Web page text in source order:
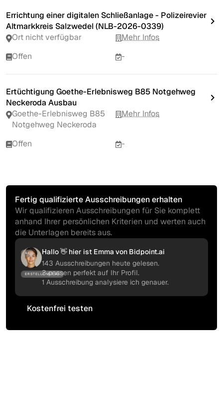
Errichtung einer digitalen Schließanlage - Polizeirevier
Altmarkkreis Salzwedel (NLB-2026-0339)
Ort nicht verfügbar
Mehr Infos
Offen
-
Ertüchtigung Goethe-Erlebnisweg B85 Notgehweg
Neckeroda Ausbau
Goethe-Erlebnisweg B85
Notgehweg Neckeroda
Mehr Infos
Offen -
Fertig qualifizierte Ausschreibungen erhalten
Wir qualifizieren Ausschreibungen für Sie komplett
anhand Ihrer persönlichen Kriterien und werten auch
die Unterlagen bereits aus.
AI
ERSTELLT MIT AI
Hallo 👋 hier ist Emma von Bidpoint.ai
143 Ausschreibungen heute gelesen.
3 passen perfekt auf Ihr Profil.
1 Ausschreibung analysiere ich genauer.
Kostenfrei testen